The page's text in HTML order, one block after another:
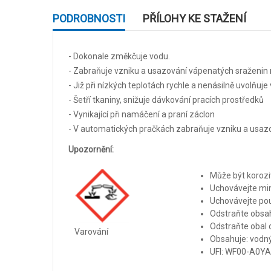
PODROBNOSTI
- Dokonale změkčuje vodu.
- Zabraňuje vzniku a usazování vápenatých
- Již při nízkých teplotách rychle a nenásilně
- Šetří tkaniny, snižuje dávkování pracích prostředků
- Vynikající při namáčení a praní záclon
- V automatických pračkách zabraňuje vzniku a
Upozornění:
Varování
Může být
Uchovávejte
Uchovávejte
Odstraňte
Odstraňte obal
Obsahuje:
UFI: WF00-
PŘÍLOHY KE STAŽENÍ